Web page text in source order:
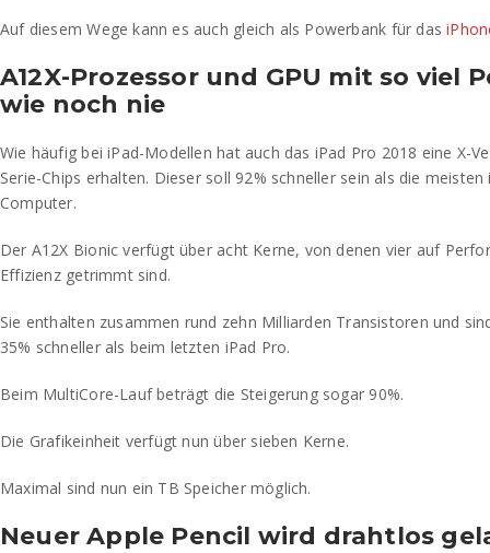
Auf diesem Wege kann es auch gleich als Powerbank für das
A12X-Prozessor und GPU mit so viel
wie noch nie
Wie häufig bei iPad-Modellen hat auch das iPad Pro 2018 eine X-
Serie-Chips erhalten. Dieser soll 92% schneller sein als die
Computer.
Der A12X Bionic verfügt über acht Kerne, von denen vier auf
Effizienz getrimmt sind.
Sie enthalten zusammen rund zehn Milliarden Transistoren und
35% schneller als beim letzten iPad Pro.
Beim MultiCore-Lauf beträgt die Steigerung sogar 90%.
Die Grafikeinheit verfügt nun über sieben Kerne.
Maximal sind nun ein TB Speicher möglich.
Neuer Apple Pencil wird drahtlos